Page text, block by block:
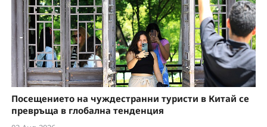
Посещението на чуждестранни туристи в Китай се
превръща в глобална тенденция